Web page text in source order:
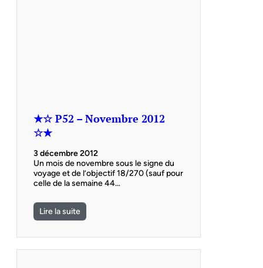
★☆ P52 – Novembre 2012
☆★
3 décembre 2012
Un mois de novembre sous le signe du
voyage et de l’objectif 18/270 (sauf pour
celle de la semaine 44…
Lire la suite